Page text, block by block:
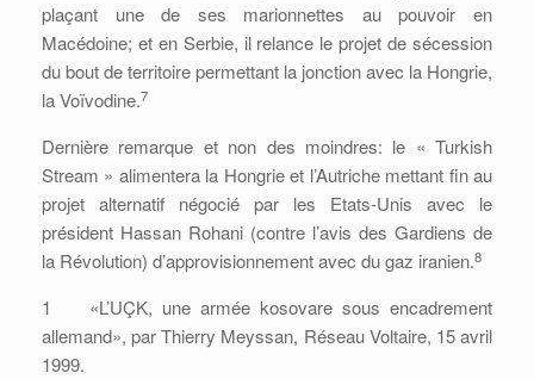
plaçant une de ses marionnettes au pouvoir en
Macédoine; et en Serbie, il relance le projet de sécession
du bout de territoire permettant la jonction avec la Hongrie,
la Voïvodine.7
Dernière remarque et non des moindres: le « Turkish
Stream » alimentera la Hongrie et l’Autriche mettant fin au
projet alternatif négocié par les Etats-Unis avec le
président Hassan Rohani (contre l’avis des Gardiens de
la Révolution) d’approvisionnement avec du gaz iranien.8
1 «L’UÇK, une armée kosovare sous encadrement
allemand», par Thierry Meyssan, Réseau Voltaire, 15 avril
1999.